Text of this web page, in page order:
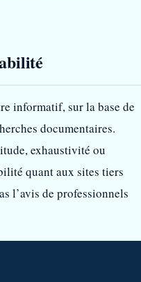
informatif, sur la base de
documentaires.
exhaustivité ou
quant aux sites tiers
l’avis de professionnels